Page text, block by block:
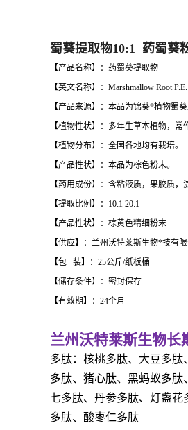
蜀葵提取物10:1 药蜀葵
【产品名称】：药蜀葵提取物
【英文名称】：Marshmallow Root P.E.
【产品来源】：本品为锦葵*植物蜀葵
【植物性状】：多年生草本植物，
【植物分布】：全国各地均有栽培。
【产品性状】：本品为棕色粉末。
【药用成份】：含粘液质，果胶质，
【提取比例】：10:1 20:1
【产品性状】：棕黄色精细粉末
【供应】：兰州沃特莱斯生物*技有限
【包 装】：25公斤/纸板桶
【储存条件】：密封保存
【有效期】：24个月
兰州沃特莱斯生物长
多肽：核桃多肽、大豆多
多肽、猪心肽、黑蚂蚁多
七多肽、丹参多肽、灯盏
多肽、酸枣仁多肽